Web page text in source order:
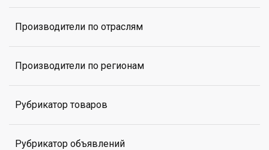
Производители по отраслям
Производители по регионам
Рубрикатор товаров
Рубрикатор объявлений